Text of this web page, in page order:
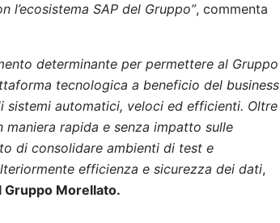
SAP del Gruppo”, commenta
determinante per permettere al Gruppo
tecnologica a beneficio del business
sistemi automatici, veloci ed efficienti. Oltre
rapida e senza impatto sulle
di consolidare ambienti di test e
efficienza e sicurezza dei dati,
Gruppo Morellato.